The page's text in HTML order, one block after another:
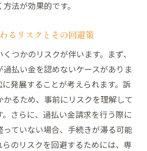
法が効果的です。
るリスクとその回避策
つかのリスクが伴います。まず、
払い金を認めないケースがありま
発展することが考えられます。訴
るため、事前にリスクを理解して
さらに、過払い金請求を行う際に
ていない場合、手続きが滞る可能
のリスクを回避するためには、専